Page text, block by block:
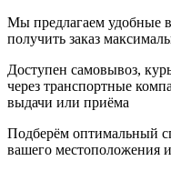
Мы предлагаем удобные
получить заказ
Доступен самовывоз,
через транспортные
выдачи или приёма
Подберём оптимальный
вашего местоположения и